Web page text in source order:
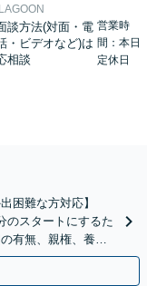
談方法(対面・電
・ビデオなど)は
相談
営業時
間：本日
定休日
困難な方対応】
のスタートにするた
有無、親権、養育